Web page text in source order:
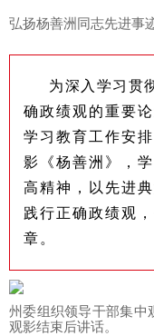
弘扬杨善洲同志先进事
为深入学习贯
确政绩观的重要
学习教育工作安
影《杨善洲》，
高精神，以先进
践行正确政绩观
章。
州委组织领导干部集中
观影结束后讲话。